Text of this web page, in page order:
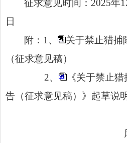
征求意见时间：2025年
日
附：1、
关于禁止猎捕
（征求意见稿）
2、
《关于禁止
告（征求意见稿）》起草说